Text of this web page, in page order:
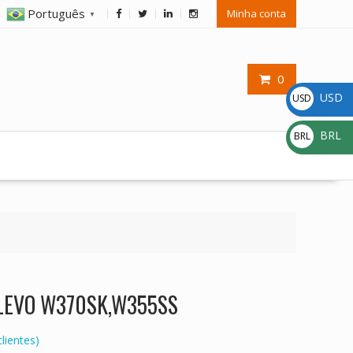
Português ▼ Minha conta
0
W370SK,W355SS
USD
$
USD
BRL
R$
BRL